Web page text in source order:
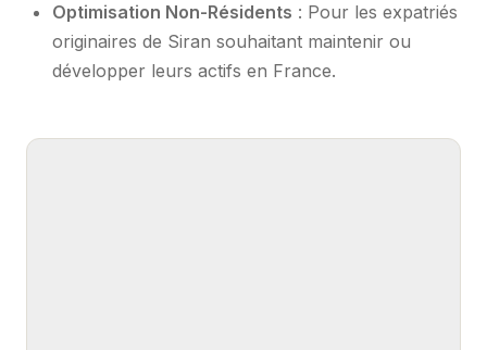
Optimisation Non-Résidents : Pour les expatriés
originaires de Siran souhaitant maintenir ou
développer leurs actifs en France.